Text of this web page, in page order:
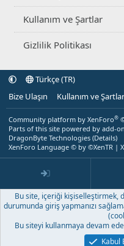
Kullanım ve Şartlar
Gizlilik Politikası
Türkçe (TR)
Bize Ulaşın
Kullanım ve Şartlar
Community platform by XenForo®
Parts of this site powered by add-
DragonByte Technologies (Details)
XenForo Language © by ©XenTR |
Bu site, içeriği kişiselleştirmek,
durumunda giriş yapmanızı
Bu siteyi kullanmaya devam
Kabul